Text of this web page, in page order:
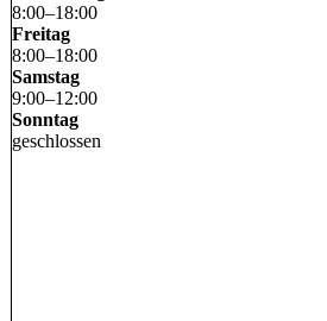
8:00–18:00
Freitag
8:00–18:00
Samstag
9:00–12:00
Sonntag
geschlossen